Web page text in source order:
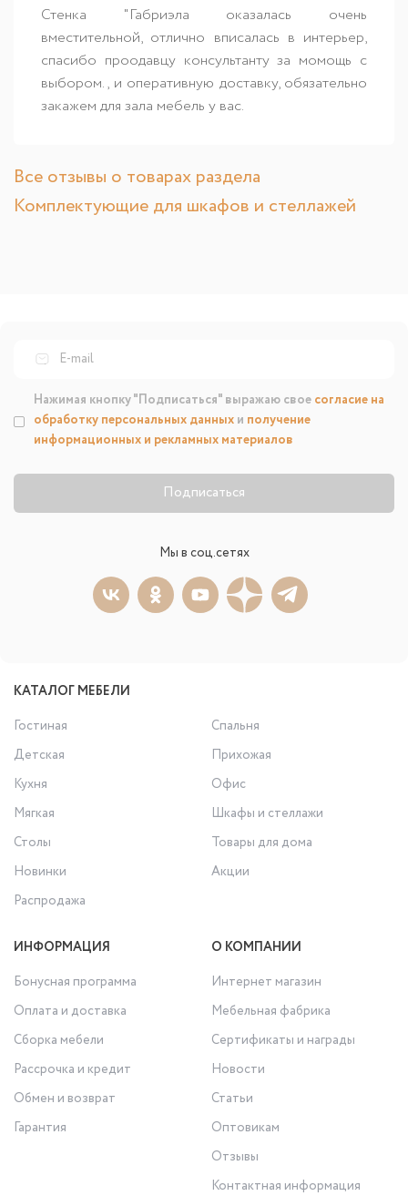
Стенка "Габриэла оказалась очень
вместительной, отлично вписалась в интерьер,
спасибо проодавцу консультанту за момощь с
выбором., и оперативную доставку, обязательно
закажем для зала мебель у вас.
Все отзывы о товарах раздела
Комплектующие для шкафов и стеллажей
Подписаться
Нажимая кнопку "Подписаться" выражаю свое согласие на
обработку персональных данных и получение
информационных и рекламных материалов
Мы в соц.сетях
КАТАЛОГ МЕБЕЛИ
Гостиная
Спальня
Детская
Прихожая
Кухня
Офис
Мягкая
Шкафы и стеллажи
Столы
Товары для дома
Новинки
Акции
Распродажа
ИНФОРМАЦИЯ
Бонусная программа
Оплата и доставка
Сборка мебели
Рассрочка и кредит
Обмен и возврат
Гарантия
О КОМПАНИИ
Интернет магазин
Мебельная фабрика
Сертификаты и награды
Новости
Статьи
Оптовикам
Отзывы
Контактная информация